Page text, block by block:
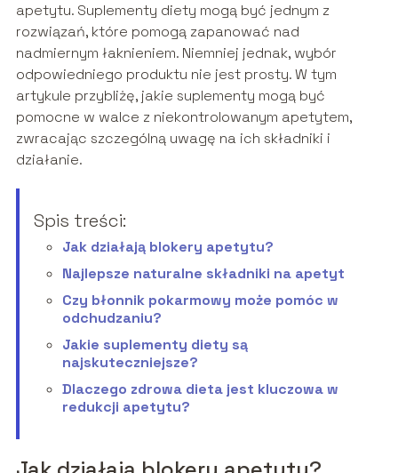
apetytu. Suplementy diety mogą być jednym z
rozwiązań, które pomogą zapanować nad
nadmiernym łaknieniem. Niemniej jednak, wybór
odpowiedniego produktu nie jest prosty. W tym
artykule przybliżę, jakie suplementy mogą być
pomocne w walce z niekontrolowanym apetytem,
zwracając szczególną uwagę na ich składniki i
działanie.
Spis treści:
Jak działają blokery apetytu?
Najlepsze naturalne składniki na apetyt
Czy błonnik pokarmowy może pomóc w
odchudzaniu?
Jakie suplementy diety są
najskuteczniejsze?
Dlaczego zdrowa dieta jest kluczowa w
redukcji apetytu?